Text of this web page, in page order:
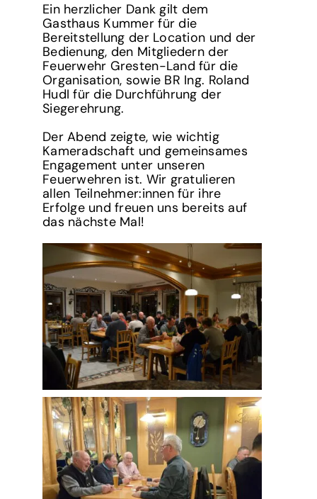
Ein herzlicher Dank gilt dem
Gasthaus Kummer für die
Bereitstellung der Location und der
Bedienung, den Mitgliedern der
Feuerwehr Gresten-Land für die
Organisation, sowie BR Ing. Roland
HudI für die Durchführung der
Siegerehrung.
Der Abend zeigte, wie wichtig
Kameradschaft und gemeinsames
Engagement unter unseren
Feuerwehren ist. Wir gratulieren
allen Teilnehmer:innen für ihre
Erfolge und freuen uns bereits auf
das nächste Mal!